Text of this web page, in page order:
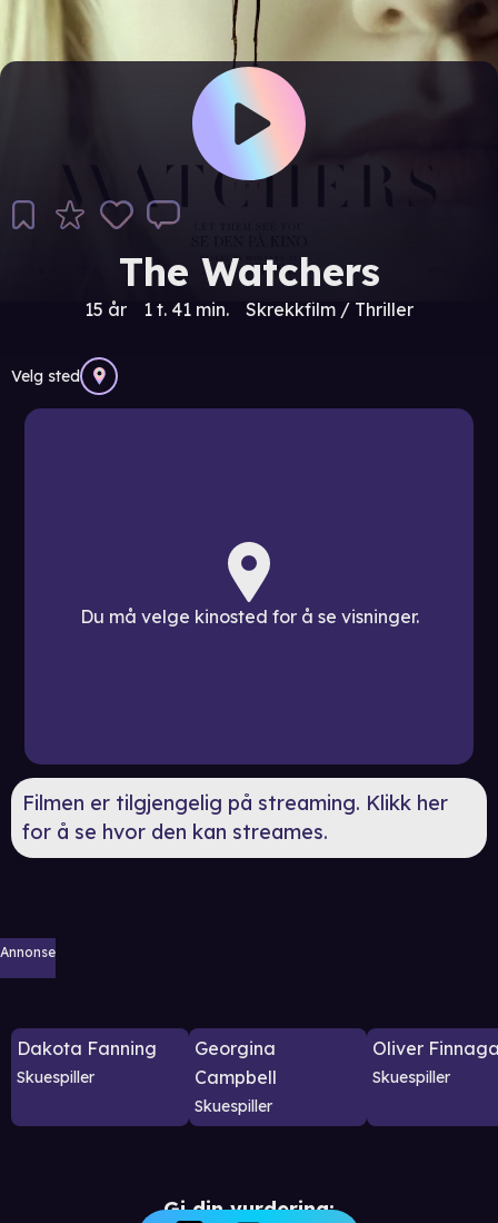
The Watchers
15 år 1 t. 41 min. Skrekkfilm / Thriller
Velg sted
Du må velge kinosted for å se visninger.
Filmen er tilgjengelig på streaming. Klikk her
for å se hvor den kan streames.
Annonse
Dakota Fanning
Skuespiller
Georgina
Campbell
Skuespiller
Oliver
Skuespiller
Gi din vurdering: